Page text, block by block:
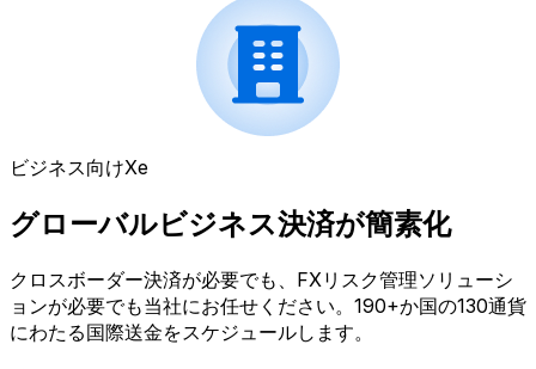
ビジネス向けXe
グローバルビジネス決済が簡素化
クロスボーダー決済が必要でも、FXリスク管理ソリューシ
ョンが必要でも当社にお任せください。190+か国の130通貨
にわたる国際送金をスケジュールします。